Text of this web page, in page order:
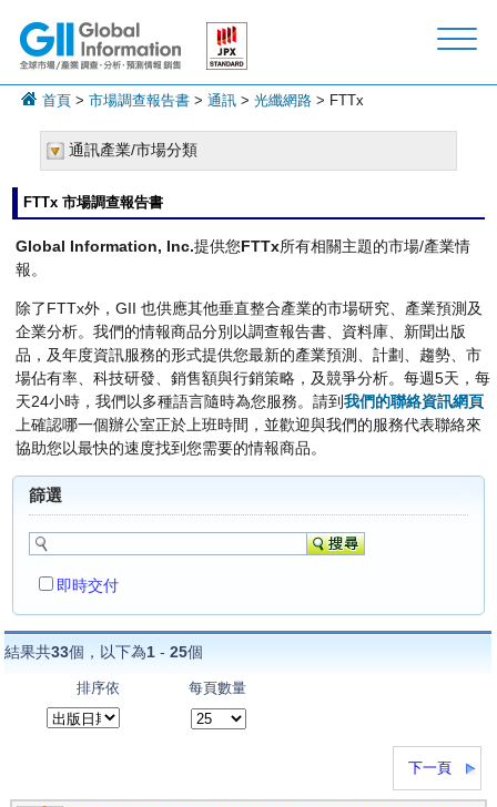
首頁 >市場調查報告書 >通訊 >光纖網路 > FTTx
通訊產業/市場分類
FTTx 市場調查報告書
Global Information, Inc.提供您FTTx所有相關主題的市場/產業情
報。
除了FTTx外，GII 也供應其他垂直整合產業的市場研究、產業預測及
企業分析。我們的情報商品分別以調查報告書、資料庫、新聞出版
品，及年度資訊服務的形式提供您最新的產業預測、計劃、趨勢、市
場佔有率、科技研發、銷售額與行銷策略，及競爭分析。每週5天，每
天24小時，我們以多種語言隨時為您服務。請到我們的聯絡資訊網頁
上確認哪一個辦公室正於上班時間，並歡迎與我們的服務代表聯絡來
協助您以最快的速度找到您需要的情報商品。
篩選
即時交付
結果共33個，以下為1 -25個
排序依 每頁數量
下一頁